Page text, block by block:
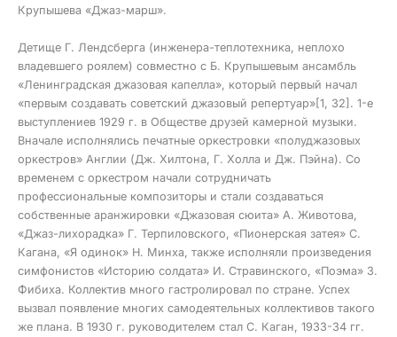
Крупышева «Джаз-марш».
Детище Г. Лендсберга (инженера-теплотехника, неплохо
владевшего роялем) совместно с Б. Крупышевым ансамбль
«Ленинградская джазовая капелла», который первый начал
«первым создавать советский джазовый репертуар»[1, 32]. 1-е
выступлениев 1929 г. в Обществе друзей камерной музыки.
Вначале исполнялись печатные оркестровки «полуджазовых
оркестров» Англии (Дж. Хилтона, Г. Холла и Дж. Пэйна). Со
временем с оркестром начали сотрудничать
профессиональные композиторы и стали создаваться
собственные аранжировки «Джазовая сюита» А. Животова,
«Джаз-лихорадка» Г. Терпиловского, «Пионерская затея» С.
Кагана, «Я одинок» Н. Минха, также исполняли произведения
симфонистов «Историю солдата» И. Стравинского, «Поэма» З.
Фибиха. Коллектив много гастролировал по стране. Успех
вызвал появление многих самодеятельных коллективов такого
же плана. В 1930 г. руководителем стал С. Каган, 1933-34 гг.